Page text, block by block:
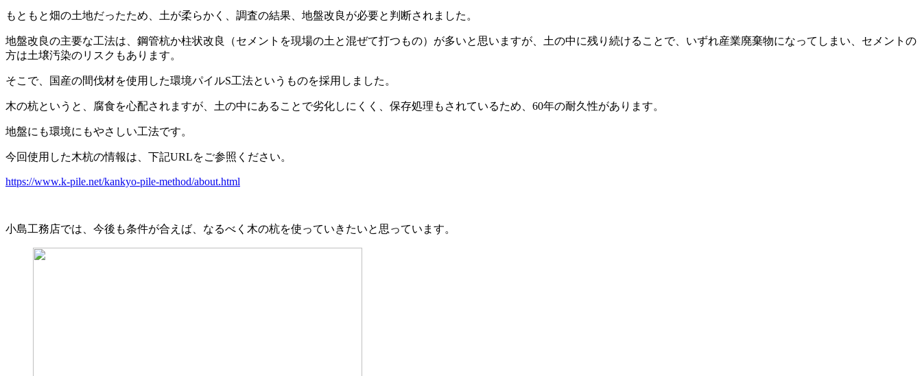
もともと畑の土地だったため、土が柔らかく、調査の結果、地盤改良が必要と判断されました。
地盤改良の主要な工法は、鋼管杭か柱状改良（セメントを現場の土と混ぜて打つもの）が多いと思いますが、土の中に残り続けることで、いずれ産業廃棄物になってしまい、セメントの
方は土壌汚染のリスクもあります。
そこで、国産の間伐材を使用した環境パイルS工法というものを採用しました。
木の杭というと、腐食を心配されますが、土の中にあることで劣化しにくく、保存処理もされているため、60年の耐久性があります。
地盤にも環境にもやさしい工法です。
今回使用した木杭の情報は、下記URLをご参照ください。
https://www.k-pile.net/kankyo-pile-method/about.html
小島工務店では、今後も条件が合えば、なるべく木の杭を使っていきたいと思っています。